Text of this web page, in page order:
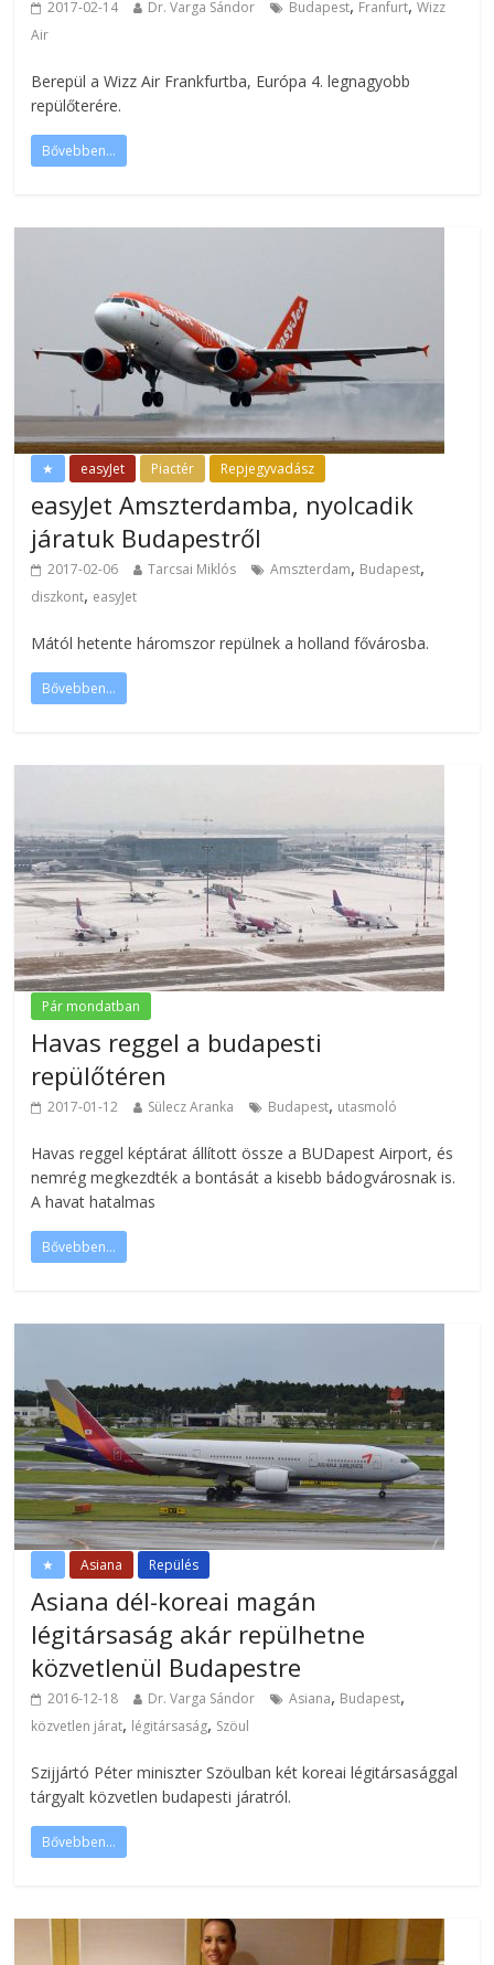
2017-02-14 Dr. Varga Sándor Budapest, Franfurt,Wizz
Air
Berepül a Wizz Air Frankfurtba, Európa 4. legnagyobb
repülőterére.
Bővebben...
★ easyJet Piactér Repjegyvadász
easyJet Amszterdamba, nyolcadik
járatuk Budapestről
2017-02-06 Tarcsai Miklós Amszterdam, Budapest,
diszkont, easyJet
Mától hetente háromszor repülnek a holland fővárosba.
Bővebben...
Pár mondatban
Havas reggel a budapesti
repülőtéren
2017-01-12 Sülecz Aranka Budapest, utasmoló
Havas reggel képtárat állított össze a BUDapest Airport, és
nemrég megkezdték a bontását a kisebb bádogvárosnak is.
A havat hatalmas
Bővebben...
★ Asiana Repülés
Asiana dél-koreai magán
légitársaság akár repülhetne
közvetlenül Budapestre
2016-12-18 Dr. Varga Sándor Asiana, Budapest,
közvetlen járat, légitársaság, Szöul
Szijjártó Péter miniszter Szöulban két koreai légitársasággal
tárgyalt közvetlen budapesti járatról.
Bővebben...